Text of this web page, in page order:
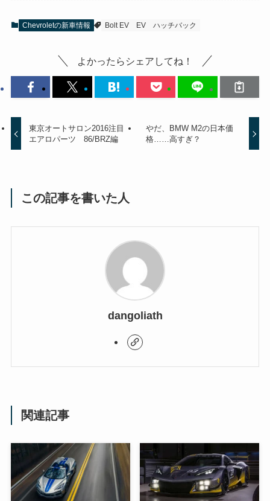
Chevroletの新車情報 Bolt EV EV ハッチバック
よかったらシェアしてね！
東京オートサロン2016注目
エアロパーツ 86/BRZ編
やだ、BMW M2の日本価
格……高すぎ？
この記事を書いた人
dangoliath
関連記事